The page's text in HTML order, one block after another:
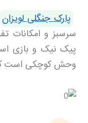
پارک جنگلی لویزان
سرسبز و امکانات
پیک نیک و بازی
وحش کوچکی است